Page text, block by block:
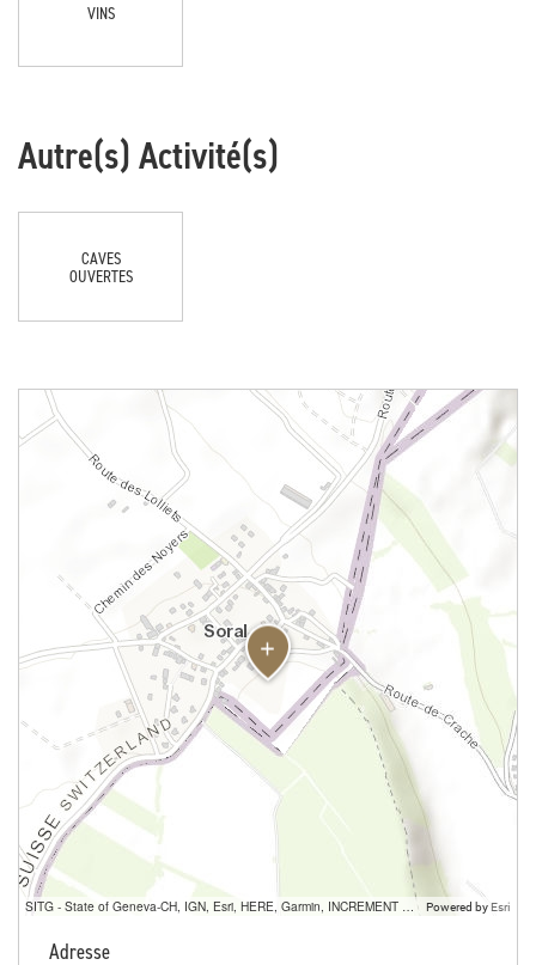
VINS
Autre(s) Activité(s)
CAVES
OUVERTES
SITG - State of Geneva-CH, IGN, Esri, HERE, Garmin, INCREMENT P, USGS, METI/NASA Powered byEsri
Adresse